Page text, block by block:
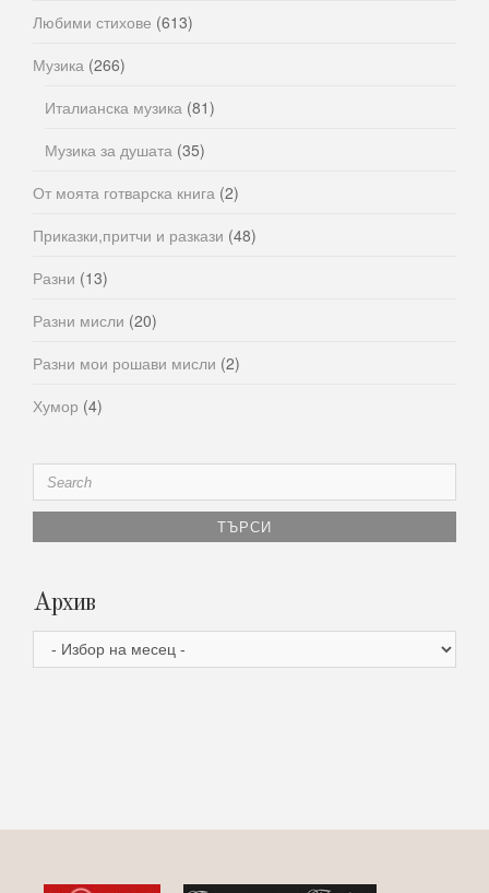
Любими стихове (613)
Музика (266)
Италианска музика (81)
Музика за душата (35)
От моята готварска книга (2)
Приказки,притчи и разкази (48)
Разни (13)
Разни мисли (20)
Разни мои рошави мисли (2)
Хумор (4)
Search
for:
Архив
Архив